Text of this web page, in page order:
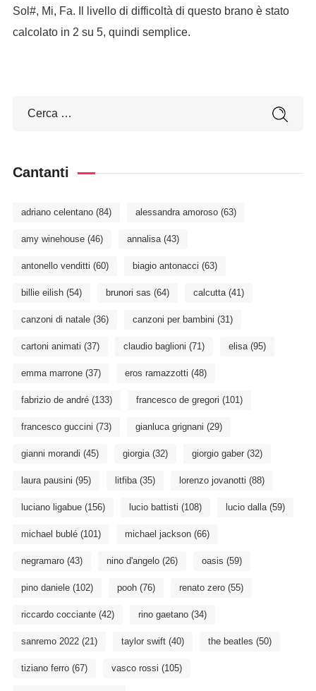
Sol#, Mi, Fa. Il livello di difficoltà di questo brano è stato
calcolato in 2 su 5, quindi semplice.
Cantanti
adriano celentano(84) alessandra amoroso(63)
amy winehouse(46) annalisa(43)
antonello venditti (60) biagio antonacci (63)
billie eilish(54) brunori sas (64) calcutta(41)
canzoni di natale(36) canzoni per bambini (31)
cartoni animati (37) claudio baglioni (71) elisa(95)
emma marrone(37) eros ramazzotti (48)
fabrizio de andré(133) francesco de gregori (101)
francesco guccini (73) gianluca grignani (29)
gianni morandi (45) giorgia(32) giorgio gaber(32)
laura pausini (95) litfiba(35) lorenzo jovanotti (88)
luciano ligabue(156) lucio battisti (108) lucio dalla(59)
michael bublé(101) michael jackson(66)
negramaro(43) nino d'angelo(26) oasis (59)
pino daniele(102) pooh(76) renato zero(55)
riccardo cocciante(42) rino gaetano(34)
sanremo 2022(21) taylor swift(40) the beatles (50)
tiziano ferro(67) vasco rossi (105)